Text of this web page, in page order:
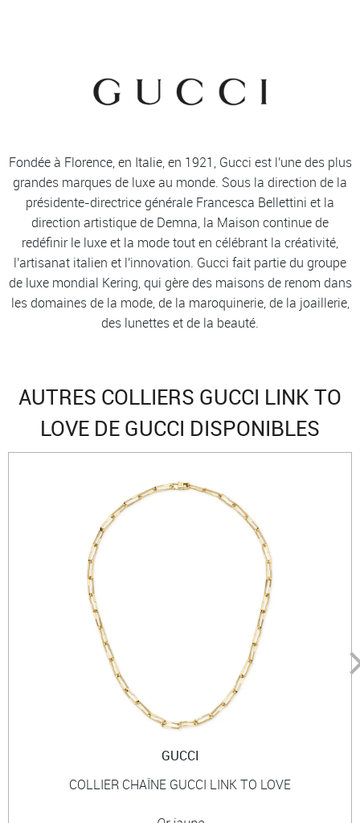
Fondée à Florence, en Italie, en 1921, Gucci est l'une des plus
grandes marques de luxe au monde. Sous la direction de la
présidente-directrice générale Francesca Bellettini et la
direction artistique de Demna, la Maison continue de
redéfinir le luxe et la mode tout en célébrant la créativité,
l'artisanat italien et l'innovation. Gucci fait partie du groupe
de luxe mondial Kering, qui gère des maisons de renom dans
les domaines de la mode, de la maroquinerie, de la joaillerie,
des lunettes et de la beauté.
AUTRES COLLIERS GUCCI LINK TO
LOVE DE GUCCI DISPONIBLES
GUCCI
COLLIER CHAÎNE GUCCI LINK TO LOVE